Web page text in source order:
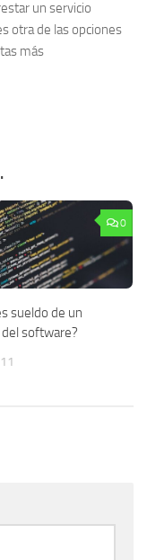
un servicio
otra de las opciones
más
0
sueldo de un
software?